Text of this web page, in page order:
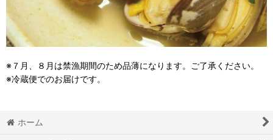
※７月、８月は禁漁期間のため品薄になります。ご了承ください。
※冷蔵便でのお届けです。
ホーム